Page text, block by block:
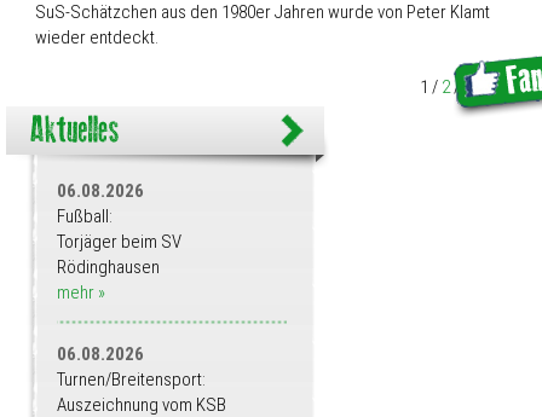
SuS-Schätzchen aus den 1980er Jahren wurde von Peter Klamt
wieder entdeckt.
1 / 2/3/ .. / 19
06.08.2026
Fußball:
Torjäger beim SV
Rödinghausen
mehr »
06.08.2026
Turnen/Breitensport:
Auszeichnung vom KSB